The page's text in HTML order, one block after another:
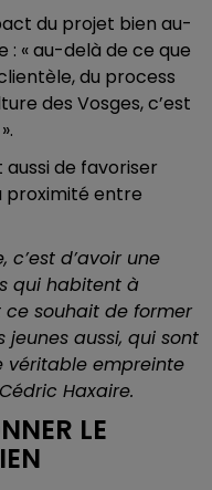
du projet bien au-
: « au-delà de ce que
du process
des Vosges, c’est
de favoriser
proximité entre
c’est d’avoir une
qui habitent à
souhait de former
jeunes aussi, qui sont
véritable empreinte
Haxaire.
LE